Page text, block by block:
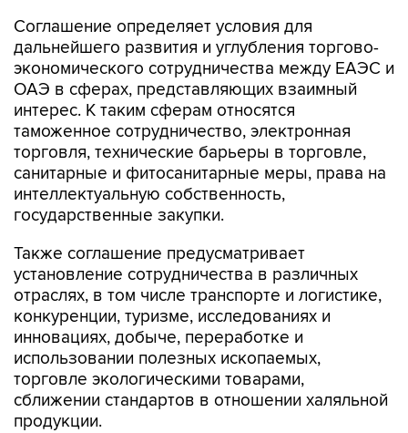
Соглашение определяет условия для
дальнейшего развития и углубления торгово-
экономического сотрудничества между ЕАЭС и
ОАЭ в сферах, представляющих взаимный
интерес. К таким сферам относятся
таможенное сотрудничество, электронная
торговля, технические барьеры в торговле,
санитарные и фитосанитарные меры, права на
интеллектуальную собственность,
государственные закупки.
Также соглашение предусматривает
установление сотрудничества в различных
отраслях, в том числе транспорте и логистике,
конкуренции, туризме, исследованиях и
инновациях, добыче, переработке и
использовании полезных ископаемых,
торговле экологическими товарами,
сближении стандартов в отношении халяльной
продукции.